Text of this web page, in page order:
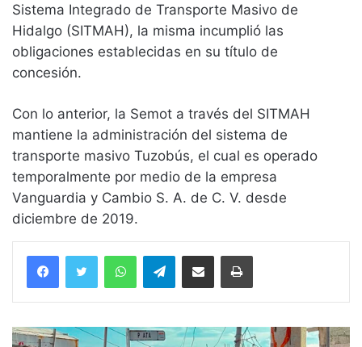
Sistema Integrado de Transporte Masivo de
Hidalgo (SITMAH), la misma incumplió las
obligaciones establecidas en su título de
concesión.
Con lo anterior, la Semot a través del SITMAH
mantiene la administración del sistema de
transporte masivo Tuzobús, el cual es operado
temporalmente por medio de la empresa
Vanguardia y Cambio S. A. de C. V. desde
diciembre de 2019.
WhatsAppTelegramCompartir vía email Imprimir